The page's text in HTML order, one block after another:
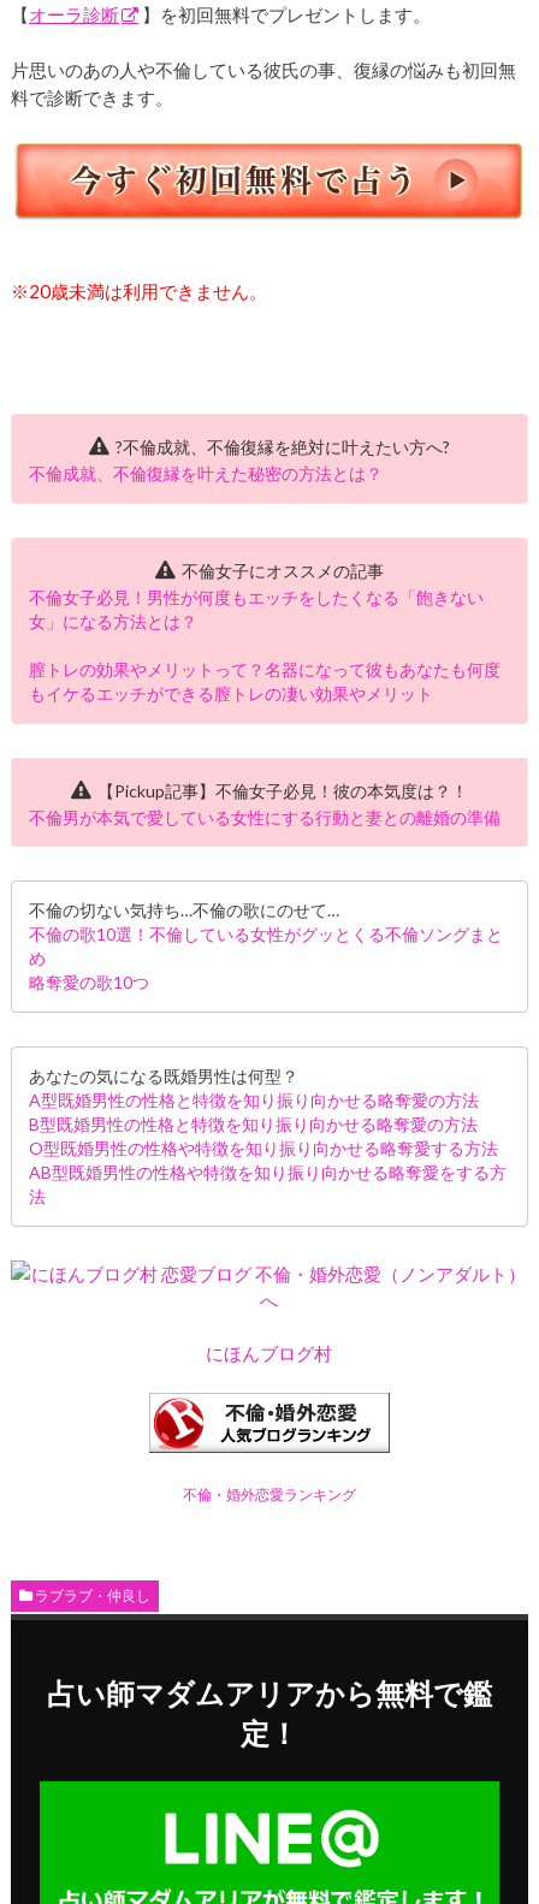
【オーラ診断 】を初回無料でプレゼントします。
片思いのあの人や不倫している彼氏の事、復縁の悩みも初回無
料で診断できます。
※20歳未満は利用できません。
?不倫成就、不倫復縁を絶対に叶えたい方へ?
不倫成就、不倫復縁を叶えた秘密の方法とは？
不倫女子にオススメの記事
不倫女子必見！男性が何度もエッチをしたくなる「飽きない
女」になる方法とは？
膣トレの効果やメリットって？名器になって彼もあなたも何度
もイケるエッチができる膣トレの凄い効果やメリット
【Pickup記事】不倫女子必見！彼の本気度は？！
不倫男が本気で愛している女性にする行動と妻との離婚の準備
不倫の切ない気持ち…不倫の歌にのせて…
不倫の歌10選！不倫している女性がグッとくる不倫ソングまと
め
略奪愛の歌10つ
あなたの気になる既婚男性は何型？
A型既婚男性の性格と特徴を知り振り向かせる略奪愛の方法
B型既婚男性の性格と特徴を知り振り向かせる略奪愛の方法
O型既婚男性の性格や特徴を知り振り向かせる略奪愛する方法
AB型既婚男性の性格や特徴を知り振り向かせる略奪愛をする方
法
にほんブログ村
不倫・婚外恋愛ランキング
ラブラブ・仲良し
占い師マダムアリアから無料で鑑
定！